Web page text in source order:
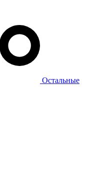
Остальные